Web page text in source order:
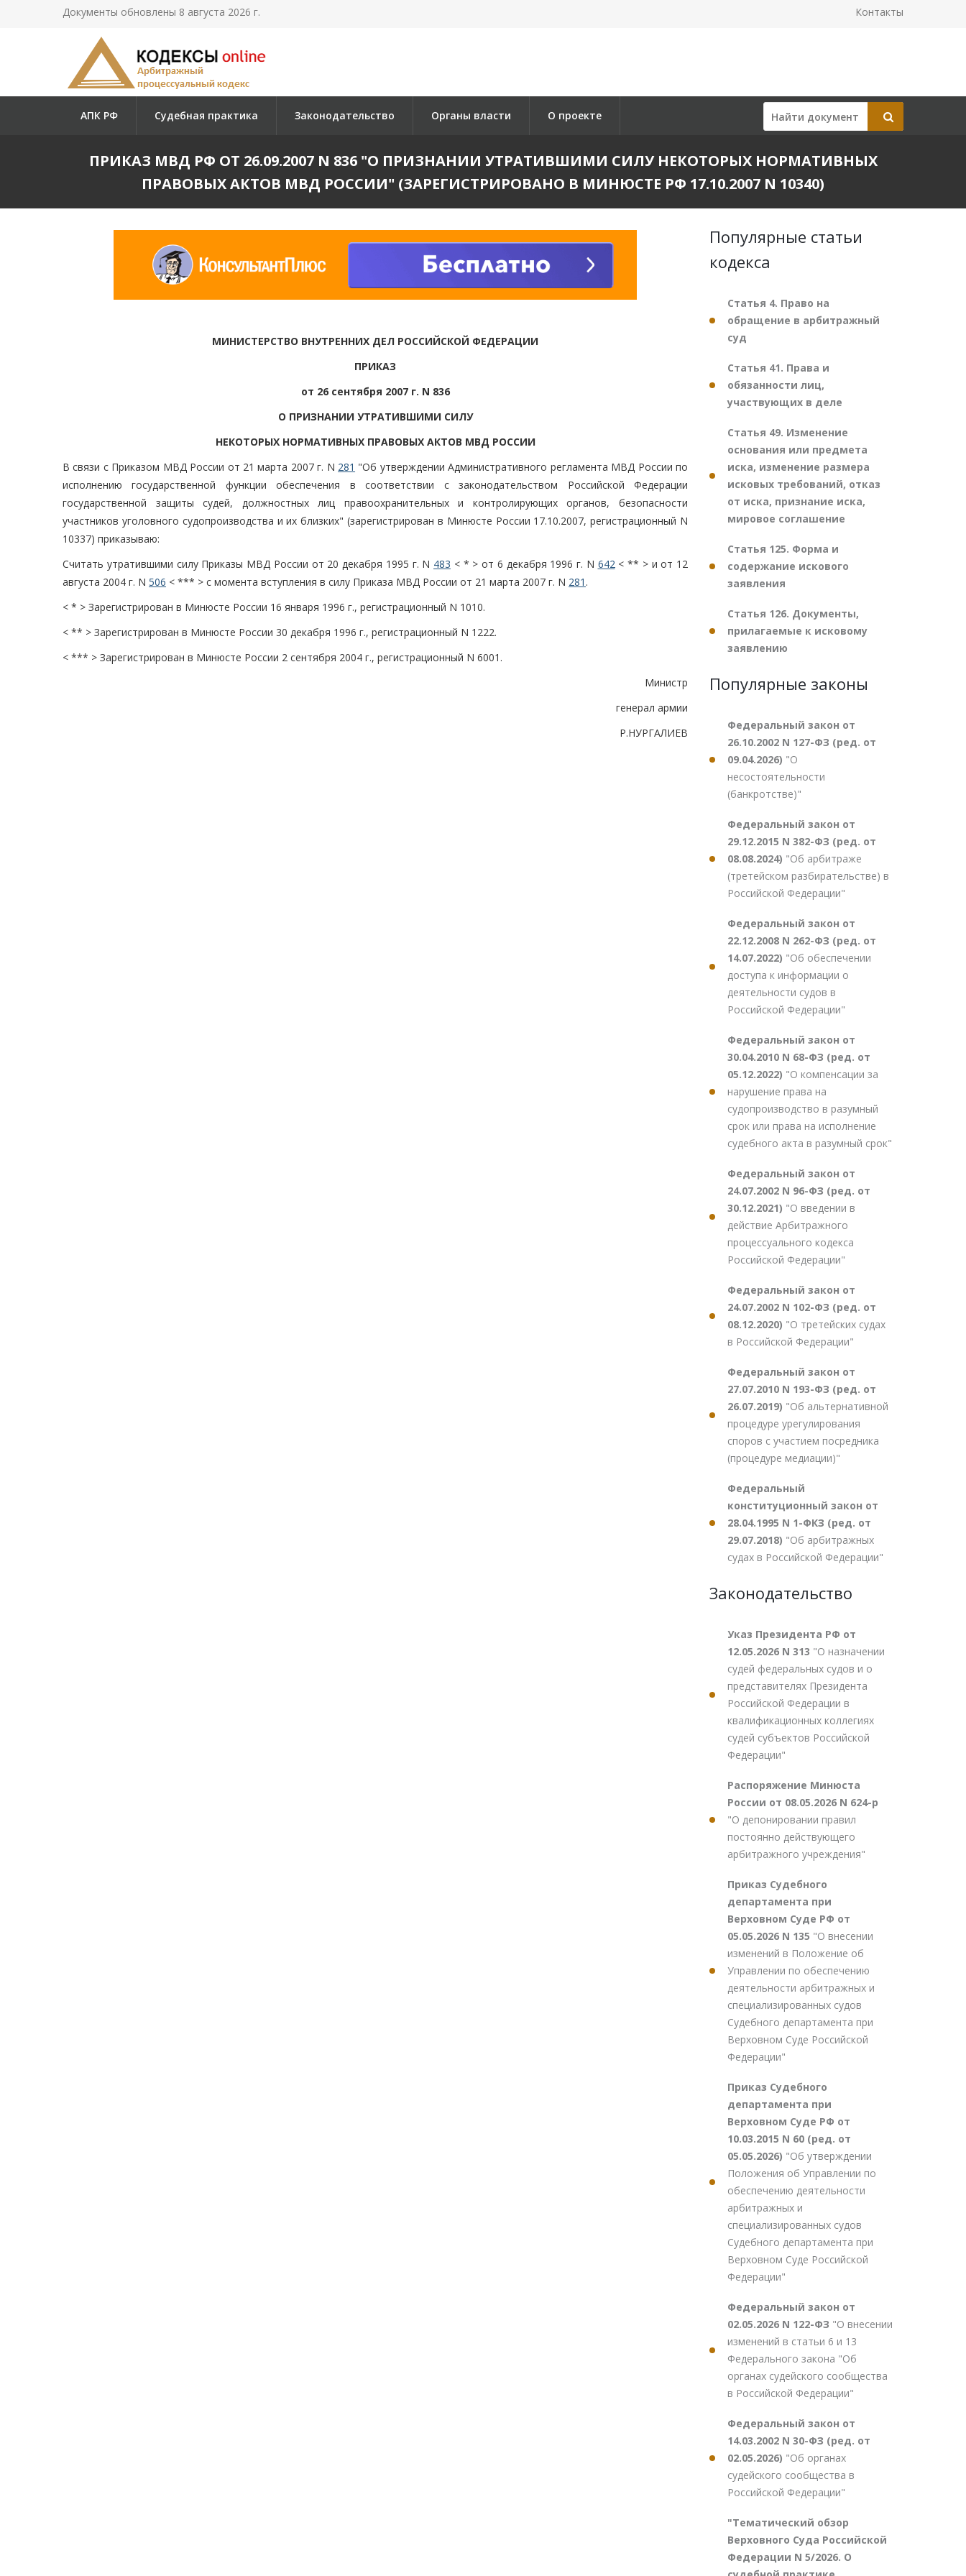
Документы обновлены 8 августа 2026 г. Контакты
АПК РФ Судебная практика Законодательство Органы власти О проекте
ПРИКАЗ МВД РФ ОТ 26.09.2007 N 836 "О ПРИЗНАНИИ УТРАТИВШИМИ СИЛУ НЕКОТОРЫХ НОРМАТИВНЫХ
ПРАВОВЫХ АКТОВ МВД РОССИИ" (ЗАРЕГИСТРИРОВАНО В МИНЮСТЕ РФ 17.10.2007 N 10340)
МИНИСТЕРСТВО ВНУТРЕННИХ ДЕЛ РОССИЙСКОЙ ФЕДЕРАЦИИ
ПРИКАЗ
от 26 сентября 2007 г. N 836
О ПРИЗНАНИИ УТРАТИВШИМИ СИЛУ
НЕКОТОРЫХ НОРМАТИВНЫХ ПРАВОВЫХ АКТОВ МВД РОССИИ
В связи с Приказом МВД России от 21 марта 2007 г. N 281 "Об утверждении Административного регламента МВД России по
исполнению государственной функции обеспечения в соответствии с законодательством Российской Федерации
государственной защиты судей, должностных лиц правоохранительных и контролирующих органов, безопасности
участников уголовного судопроизводства и их близких" (зарегистрирован в Минюсте России 17.10.2007, регистрационный N
10337) приказываю:
Считать утратившими силу Приказы МВД России от 20 декабря 1995 г. N 483 < * > от 6 декабря 1996 г. N 642< ** > и от 12
августа 2004 г. N 506 < *** > с момента вступления в силу Приказа МВД России от 21 марта 2007 г. N 281 .
< * > Зарегистрирован в Минюсте России 16 января 1996 г., регистрационный N 1010.
< ** > Зарегистрирован в Минюсте России 30 декабря 1996 г., регистрационный N 1222.
< *** > Зарегистрирован в Минюсте России 2 сентября 2004 г., регистрационный N 6001.
Министр
генерал армии
Р.НУРГАЛИЕВ
Популярные статьи
кодекса
Статья 4. Право на
обращение в арбитражный
суд
Статья 41. Права и
обязанности лиц,
участвующих в деле
Статья 49. Изменение
основания или предмета
иска, изменение размера
исковых требований, отказ
от иска, признание иска,
мировое соглашение
Статья 125. Форма и
содержание искового
заявления
Статья 126. Документы,
прилагаемые к исковому
заявлению
Популярные законы
Федеральный закон от
26.10.2002 N 127-ФЗ (ред. от
09.04.2026) "О
несостоятельности
(банкротстве)"
Федеральный закон от
29.12.2015 N 382-ФЗ (ред. от
08.08.2024) "Об арбитраже
(третейском разбирательстве) в
Российской Федерации"
Федеральный закон от
22.12.2008 N 262-ФЗ (ред. от
14.07.2022) "Об обеспечении
доступа к информации о
деятельности судов в
Российской Федерации"
Федеральный закон от
30.04.2010 N 68-ФЗ (ред. от
05.12.2022) "О компенсации за
нарушение права на
судопроизводство в разумный
срок или права на исполнение
судебного акта в разумный срок"
Федеральный закон от
24.07.2002 N 96-ФЗ (ред. от
30.12.2021) "О введении в
действие Арбитражного
процессуального кодекса
Российской Федерации"
Федеральный закон от
24.07.2002 N 102-ФЗ (ред. от
08.12.2020) "О третейских судах
в Российской Федерации"
Федеральный закон от
27.07.2010 N 193-ФЗ (ред. от
26.07.2019) "Об альтернативной
процедуре урегулирования
споров с участием посредника
(процедуре медиации)"
Федеральный
конституционный закон от
28.04.1995 N 1-ФКЗ (ред. от
29.07.2018) "Об арбитражных
судах в Российской Федерации"
Законодательство
Указ Президента РФ от
12.05.2026 N 313 "О назначении
судей федеральных судов и о
представителях Президента
Российской Федерации в
квалификационных коллегиях
судей субъектов Российской
Федерации"
Распоряжение Минюста
России от 08.05.2026 N 624-р
"О депонировании правил
постоянно действующего
арбитражного учреждения"
Приказ Судебного
департамента при
Верховном Суде РФ от
05.05.2026 N 135 "О внесении
изменений в Положение об
Управлении по обеспечению
деятельности арбитражных и
специализированных судов
Судебного департамента при
Верховном Суде Российской
Федерации"
Приказ Судебного
департамента при
Верховном Суде РФ от
10.03.2015 N 60 (ред. от
05.05.2026) "Об утверждении
Положения об Управлении по
обеспечению деятельности
арбитражных и
специализированных судов
Судебного департамента при
Верховном Суде Российской
Федерации"
Федеральный закон от
02.05.2026 N 122-ФЗ "О внесении
изменений в статьи 6 и 13
Федерального закона "Об
органах судейского сообщества
в Российской Федерации"
Федеральный закон от
14.03.2002 N 30-ФЗ (ред. от
02.05.2026) "Об органах
судейского сообщества в
Российской Федерации"
"Тематический обзор
Верховного Суда Российской
Федерации N 5/2026. О